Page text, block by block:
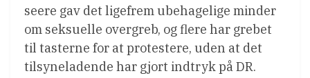
seere gav det ligefrem ubehagelige minder
om seksuelle overgreb, og flere har grebet
til tasterne for at protestere, uden at det
tilsyneladende har gjort indtryk på DR.